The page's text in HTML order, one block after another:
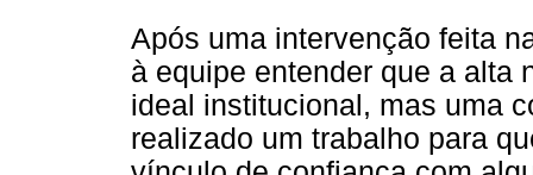
Após uma intervenção feita
à equipe entender que a alta
ideal institucional, mas uma
realizado um trabalho para